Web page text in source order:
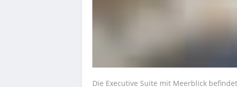
Die Executive Suite mit Meerblick